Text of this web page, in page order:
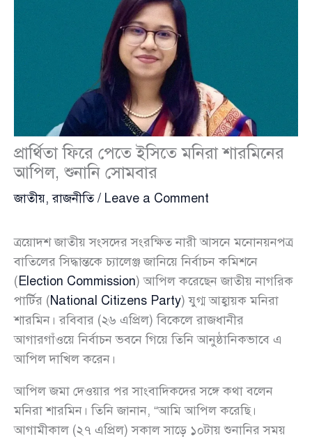
প্রার্থিতা ফিরে পেতে ইসিতে মনিরা শারমিনের
আপিল, শুনানি সোমবার
জাতীয়,রাজনীতি/ Leave a Comment
ত্রয়োদশ জাতীয় সংসদের সংরক্ষিত নারী আসনে মনোনয়নপত্র
বাতিলের সিদ্ধান্তকে চ্যালেঞ্জ জানিয়ে নির্বাচন কমিশনে
(Election Commission) আপিল করেছেন জাতীয় নাগরিক
পার্টির (National Citizens Party) যুগ্ম আহ্বায়ক মনিরা
শারমিন। রবিবার (২৬ এপ্রিল) বিকেলে রাজধানীর
আগারগাঁওয়ে নির্বাচন ভবনে গিয়ে তিনি আনুষ্ঠানিকভাবে এ
আপিল দাখিল করেন।
আপিল জমা দেওয়ার পর সাংবাদিকদের সঙ্গে কথা বলেন
মনিরা শারমিন। তিনি জানান, “আমি আপিল করেছি।
আগামীকাল (২৭ এপ্রিল) সকাল সাড়ে ১০টায় শুনানির সময়